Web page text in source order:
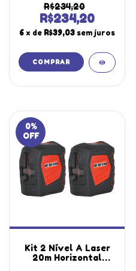
Utilizado Diversos
Equipamentos
Segurança
Laboratório
R$234,20
R$234,20
6 x de R$39,03 sem juros
0%
OFF
Kit 2 Nível A Laser
20m Horizontal